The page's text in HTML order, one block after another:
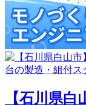
【石川県